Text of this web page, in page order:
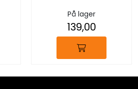
På lager
139,00